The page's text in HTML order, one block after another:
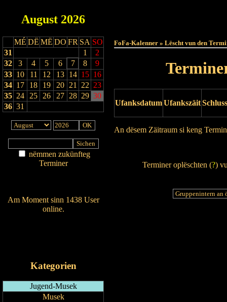
August 2026
MÉ DË MË DO FR SA SO
31
1
2
32
3 4 5 6 7 8
9
33 10 11 12 13 14 15 16
34 17 18 19 20 21 22 23
35 24 25 26 27 28 29 30
36 31
nëmmen zukünfteg
Terminer
Am Moment sinn 1438 User
online.
Kategorien
Jugend-Musek
Musek
FoFa-Kalenner » Lëscht vun den
UfanksdatumUfankszäit
An dësem Zäitraum si keng
Terminer oplëschten (?)